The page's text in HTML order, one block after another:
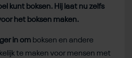
kunt boksen. Hij laat nu zelfs
het boksen maken.
in om boksen en andere
te maken voor mensen met